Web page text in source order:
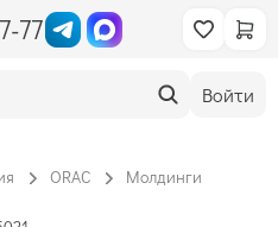
77
Войти
ORAC Молдинги